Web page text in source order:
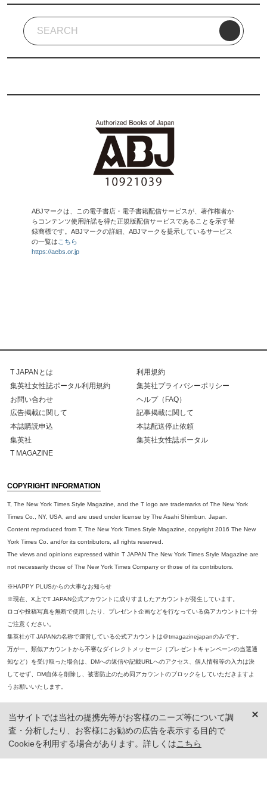
ABJマークは、この電子書店・電子書籍配信サービスが、著作権者か
らコンテンツ使用許諾を得た正規版配信サービスであることを示す登
録商標です。ABJマークの詳細、ABJマークを提示しているサービス
の一覧は こちら
https://aebs.or.jp
T JAPANとは
利用規約
集英社女性誌ポータル利用規約
集英社プライバシーポリシー
お問い合わせ
ヘルプ（FAQ）
広告掲載に関して
記事掲載に関して
本誌購読申込
本誌配送停止依頼
集英社
集英社女性誌ポータル
T MAGAZINE
COPYRIGHT INFORMATION
T, The New York Times Style Magazine, and the T logo are trademarks of The New York
Times Co., NY, USA, and are used under license by The Asahi Shimbun, Japan.
Content reproduced from T, The New York Times Style Magazine, copyright 2016 The New
York Times Co. and/or its contributors, all rights reserved.
The views and opinions expressed within T JAPAN The New York Times Style Magazine are
not necessarily those of The New York Times Company or those of its contributors.
※HAPPY PLUSからの大事なお知らせ
※現在、X上でT JAPAN公式アカウントに成りすましたアカウントが発生しています。
ロゴや投稿写真を無断で使用したり、プレゼント企画などを行なっている偽アカウントに十分
ご注意ください。
集英社がT JAPANの名称で運営している公式アカウントは＠tmagazinejapanのみです。
万が一、類似アカウントから不審なダイレクトメッセージ（プレゼントキャンペーンの当選通
知など）を受け取った場合は、DMへの返信や記載URLへのアクセス、個人情報等の入力は決
してせず、DM自体を削除し、被害防止のため同アカウントのブロックをしていただきますよ
うお願いいたします。
※ 掲載商品の価格は、特に記載がないかぎり、「税込価格」で表示しています。ただし、2021年3月18日以前に公開し
た記事については「本体価格（税抜）」での表示となり、 掲載価格には消費税が含まれておりませんのでご注意くだ
当サイトでは当社の提携先等がお客様のニーズ等について調
査・分析したり、お客様にお勧めの広告を表示する目的で
Cookieを利用する場合があります。詳しくはこちら